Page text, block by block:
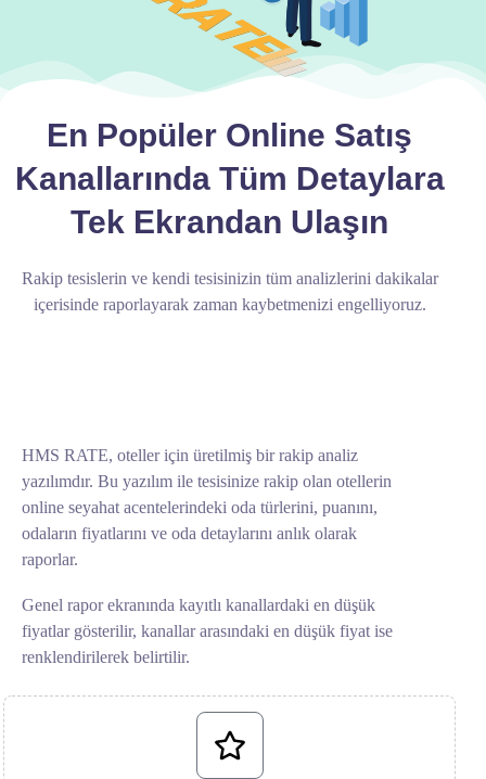
En Popüler Online Satış
Kanallarında Tüm Detaylara
Tek Ekrandan Ulaşın
Rakip tesislerin ve kendi tesisinizin tüm analizlerini dakikalar
içerisinde raporlayarak zaman kaybetmenizi engelliyoruz.
HMS RATE, oteller için üretilmiş bir rakip analiz
yazılımdır. Bu yazılım ile tesisinize rakip olan otellerin
online seyahat acentelerindeki oda türlerini, puanını,
odaların fiyatlarını ve oda detaylarını anlık olarak
raporlar.
Genel rapor ekranında kayıtlı kanallardaki en düşük
fiyatlar gösterilir, kanallar arasındaki en düşük fiyat ise
renklendirilerek belirtilir.